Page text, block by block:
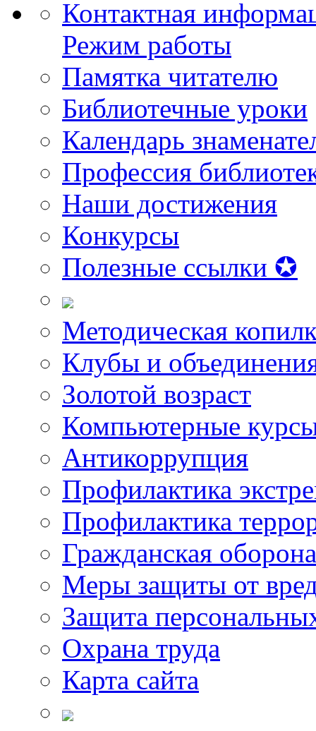
Контактная
Режим работы
Памятка читателю
Библиотечные уроки
Календарь
Профессия
Наши достижения
Конкурсы
Полезные ссылки ✪
Методическая
Клубы и
Золотой возраст
Компьютерные
Антикоррупция
Профилактика
Профилактика
Гражданская оборона
Меры защиты от
Защита
Охрана труда
Карта сайта